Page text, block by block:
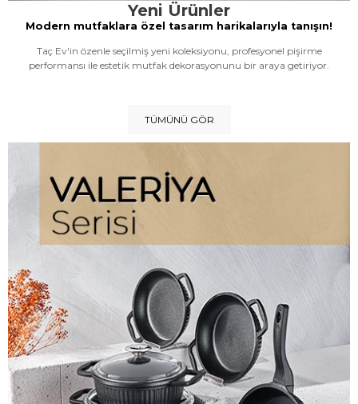
Yeni Ürünler
Modern mutfaklara özel tasarım harikalarıyla tanışın!
Taç Ev'in özenle seçilmiş yeni koleksiyonu, profesyonel pişirme
performansı ile estetik mutfak dekorasyonunu bir araya getiriyor.
TÜMÜNÜ GÖR